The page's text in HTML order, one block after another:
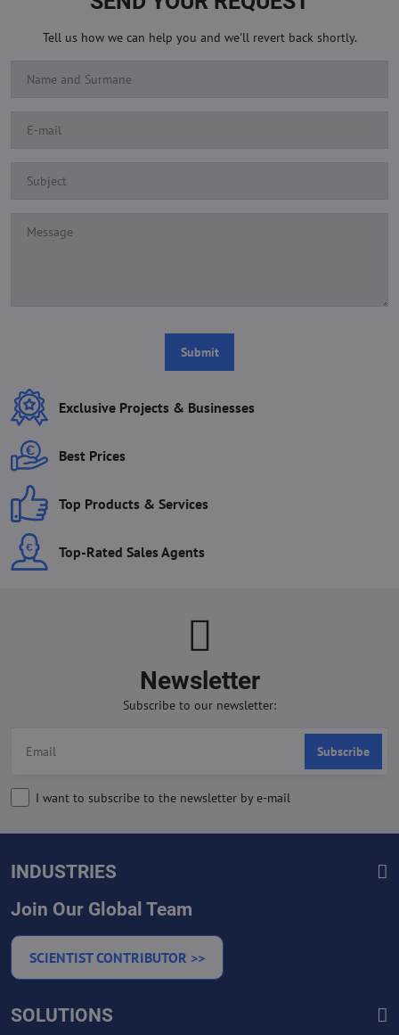
Tell us how we can help you and we'll revert back shortly.
Submit
Exclusive Projects & Businesses
Best Prices
Top Products & Services
Top-Rated Sales Agents
Newsletter
Subscribe to our newsletter:
Subscribe
I want to subscribe to the newsletter by e-mail
INDUSTRIES
Join Our Global Team
SCIENTIST CONTRIBUTOR >>
SOLUTIONS